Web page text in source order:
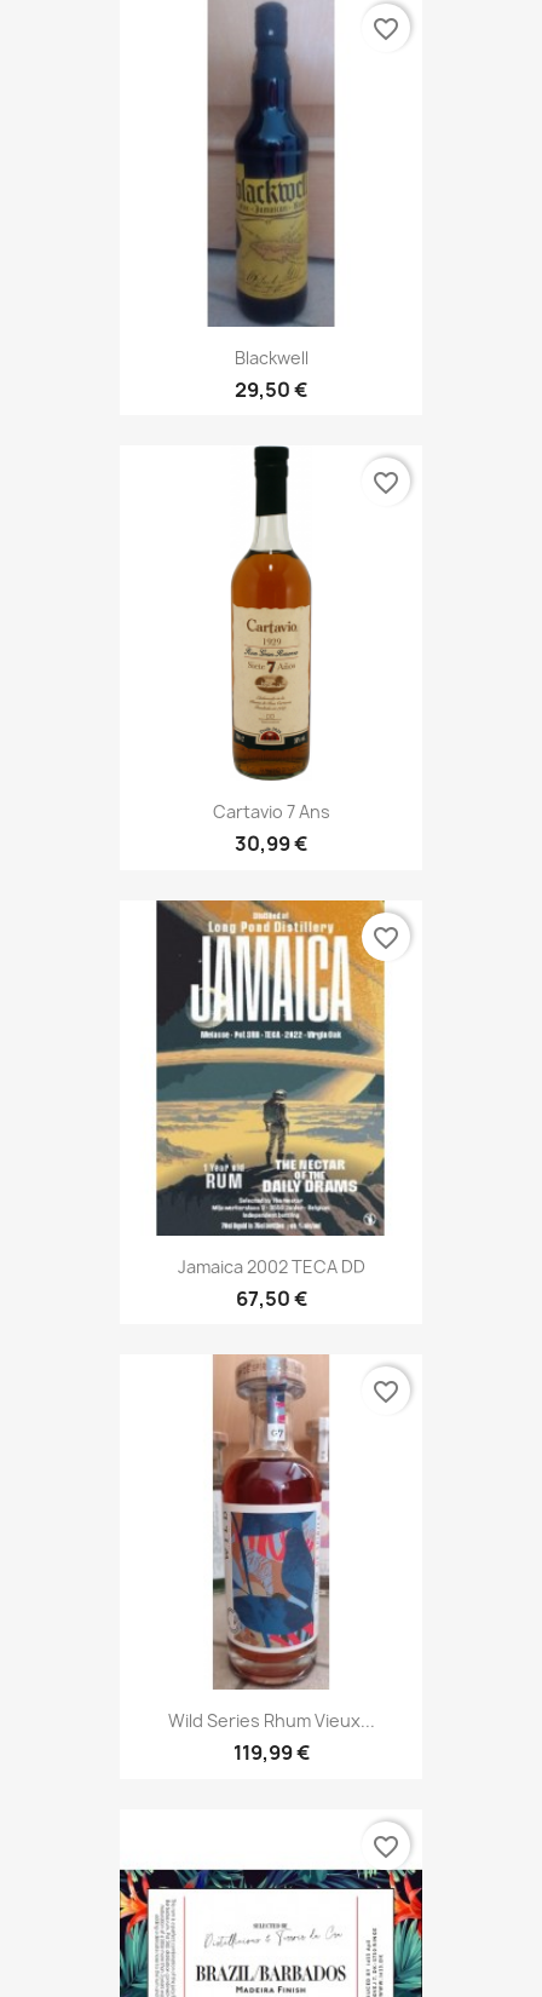
Blackwell
29,50 €
favorite_border
Cartavio 7 Ans
30,99 €
favorite_border
Jamaica 2002 TECA DD
67,50 €
favorite_border
Wild Series Rhum Vieux...
119,99 €
favorite_border
favorite_border